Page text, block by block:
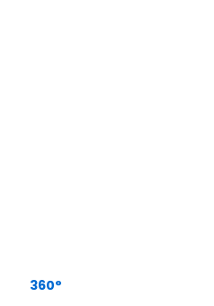
360°